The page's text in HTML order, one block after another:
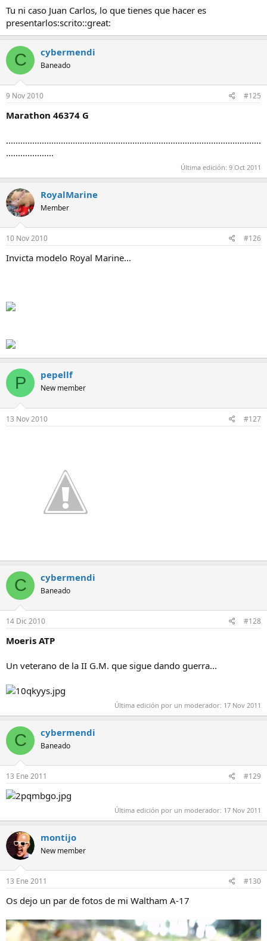
Tu ni caso Juan Carlos, lo que tienes que hacer es
presentarlos:scrito::great:
C cybermendi
Baneado
9 Nov 2010 #125
Marathon 46374 G
...........................................................................................................
....................
Última edición: 9 Oct 2011
RoyalMarine
Member
10 Nov 2010 #126
Invicta modelo Royal Marine...
P pepellf
New member
13 Nov 2010 #127
C cybermendi
Baneado
14 Dic 2010 #128
Moeris ATP
Un veterano de la II G.M. que sigue dando guerra...
Última edición por un moderador: 17 Nov 2011
C cybermendi
Baneado
13 Ene 2011 #129
Última edición por un moderador: 17 Nov 2011
montijo
New member
13 Ene 2011 #130
Os dejo un par de fotos de mi Waltham A-17